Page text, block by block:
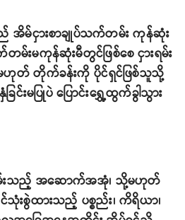
အိမ်ငှားစာချုပ်သက်တမ်း ကုန်ဆုံး
မ်းမကုန်ဆုံးမီတွင်ဖြစ်စေ ငှားရမ်း
တိုက်ခန်းကို ပိုင်ရှင်ဖြစ်သူသို့
းမပြုပဲ ပြောင်းရွှေ့ထွက်ခွါသွား
မ်းသည့် အဆောက်အအုံ၊ သို့မဟုတ်
စွဲထားသည့် ပစ္စည်း၊ ကိရိယာ၊